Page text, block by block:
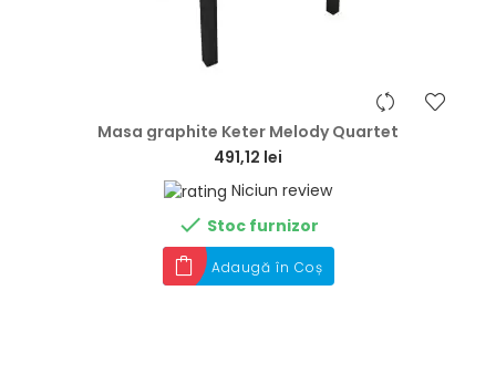
Masa graphite Keter Melody Quartet
491,12 lei
Niciun review
 Stoc furnizor
Adaugă în Coș